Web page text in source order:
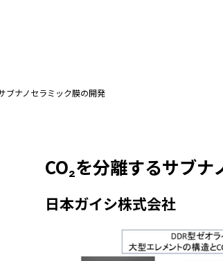
ブナノセラミック膜の開発
CO₂を分離するサブ
日本ガイシ株式会社